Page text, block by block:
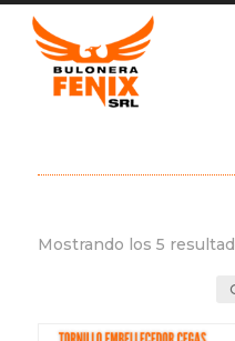
Mostrando los 5